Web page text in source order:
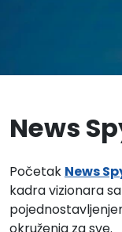
News
Početak News
kadra vizionara